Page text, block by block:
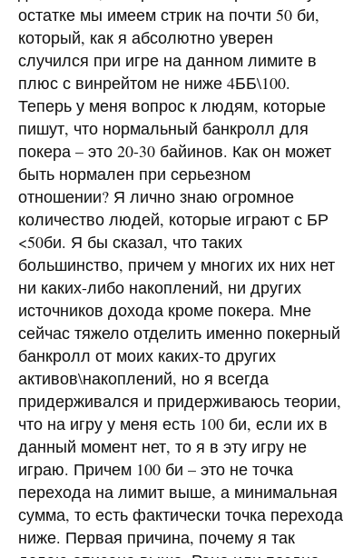
остатке мы имеем стрик на почти 50 би,
который, как я абсолютно уверен
случился при игре на данном лимите в
плюс с винрейтом не ниже 4ББ\100.
Теперь у меня вопрос к людям, которые
пишут, что нормальный банкролл для
покера – это 20-30 байинов. Как он может
быть нормален при серьезном
отношении? Я лично знаю огромное
количество людей, которые играют с БР
<50би. Я бы сказал, что таких
большинство, причем у многих их них нет
ни каких-либо накоплений, ни других
источников дохода кроме покера. Мне
сейчас тяжело отделить именно покерный
банкролл от моих каких-то других
активов\накоплений, но я всегда
придерживался и придерживаюсь теории,
что на игру у меня есть 100 би, если их в
данный момент нет, то я в эту игру не
играю. Причем 100 би – это не точка
перехода на лимит выше, а минимальная
сумма, то есть фактически точка перехода
ниже. Первая причина, почему я так